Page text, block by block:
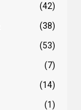
(42)
(38)
(53)
(7)
(14)
(1)